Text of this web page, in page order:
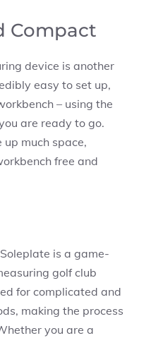
Compact
device is another
easy to set up,
– using the
are ready to go.
up much space,
free and
is a game-
golf club
for complicated and
making the process
you are a